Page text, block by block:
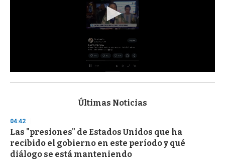
s
d
s
o
f
3
Últimas Noticias
04:42
Las "presiones" de Estados Unidos que ha
recibido el gobierno en este período y qué
diálogo se está manteniendo